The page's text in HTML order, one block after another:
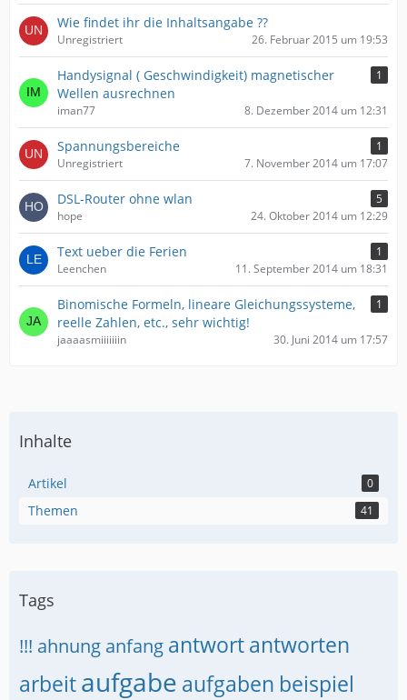
Wie findet ihr die Inhaltsangabe ??
Unregistriert 26. Februar 2015 um 19:53
Handysignal ( Geschwindigkeit) magnetischer
Wellen ausrechnen
1
iman77 8. Dezember 2014 um 12:31
Spannungsbereiche
1
Unregistriert
7. November 2014 um 17:07
DSL-Router ohne wlan
5
hope
24. Oktober 2014 um 12:29
Text ueber die Ferien
1
Leenchen
11. September 2014 um 18:31
Binomische Formeln, lineare Gleichungssysteme,
reelle Zahlen, etc., sehr wichtig!
1
jaaaasmiiiiiiin 30. Juni 2014 um 17:57
Inhalte
Artikel 0
Themen 41
Tags
!!! ahnung anfang antwortantworten
arbeitaufgabe aufgaben beispiel